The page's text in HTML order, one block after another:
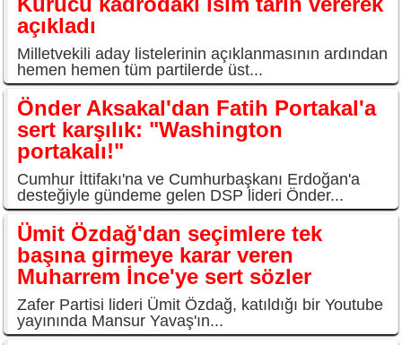
açıkladı
Milletvekili aday listelerinin açıklanmasının ardından
hemen hemen tüm partilerde üst...
Önder Aksakal'dan Fatih Portakal'a
sert karşılık: "Washington
portakalı!"
Cumhur İttifakı'na ve Cumhurbaşkanı Erdoğan'a
desteğiyle gündeme gelen DSP lideri Önder...
Ümit Özdağ'dan seçimlere tek
başına girmeye karar veren
Muharrem İnce'ye sert sözler
Zafer Partisi lideri Ümit Özdağ, katıldığı bir Youtube
yayınında Mansur Yavaş'ın...